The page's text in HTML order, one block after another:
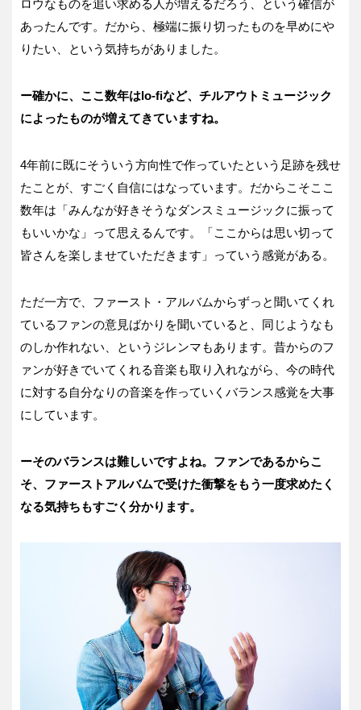
ロウなものを追い求める人が増えるだろう、という確信が
あったんです。だから、極端に振り切ったものを早めにや
りたい、という気持ちがありました。
ー確かに、ここ数年はlo-fiなど、チルアウトミュージック
によったものが増えてきていますね。
4年前に既にそういう方向性で作っていたという足跡を残せ
たことが、すごく自信にはなっています。だからこそここ
数年は「みんなが好きそうなダンスミュージックに振って
もいいかな」って思えるんです。「ここからは思い切って
皆さんを楽しませていただきます」っていう感覚がある。
ただ一方で、ファースト・アルバムからずっと聞いてくれ
ているファンの意見ばかりを聞いていると、同じようなも
のしか作れない、というジレンマもあります。昔からのフ
ァンが好きでいてくれる音楽も取り入れながら、今の時代
に対する自分なりの音楽を作っていくバランス感覚を大事
にしています。
ーそのバランスは難しいですよね。ファンであるからこ
そ、ファーストアルバムで受けた衝撃をもう一度求めたく
なる気持ちもすごく分かります。